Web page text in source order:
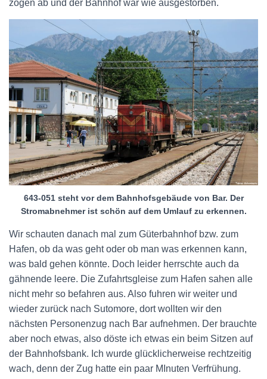
zogen ab und der Bahnhof war wie ausgestorben.
643-051 steht vor dem Bahnhofsgebäude von Bar. Der
Stromabnehmer ist schön auf dem Umlauf zu erkennen.
Wir schauten danach mal zum Güterbahnhof bzw. zum
Hafen, ob da was geht oder ob man was erkennen kann,
was bald gehen könnte. Doch leider herrschte auch da
gähnende leere. Die Zufahrtsgleise zum Hafen sahen alle
nicht mehr so befahren aus. Also fuhren wir weiter und
wieder zurück nach Sutomore, dort wollten wir den
nächsten Personenzug nach Bar aufnehmen. Der brauchte
aber noch etwas, also döste ich etwas ein beim Sitzen auf
der Bahnhofsbank. Ich wurde glücklicherweise rechtzeitig
wach, denn der Zug hatte ein paar MInuten Verfrühung.